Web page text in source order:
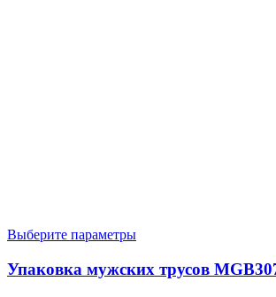
Выберите параметры
Упаковка мужских трусов